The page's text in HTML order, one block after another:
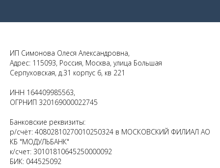
ИП Симонова Олеся Александровна,
Адрес: 115093, Россия, Москва, улица Большая
Серпуховская, д.31 корпус 6, кв 221
ИНН 164409985563,
ОГРНИП 320169000022745
Банковские реквизиты:
р/счёт: 40802810270010250324 в МОСКОВСКИЙ ФИЛИАЛ АО
КБ "МОДУЛЬБАНК"
к/счет: 30101810645250000092
БИК: 044525092